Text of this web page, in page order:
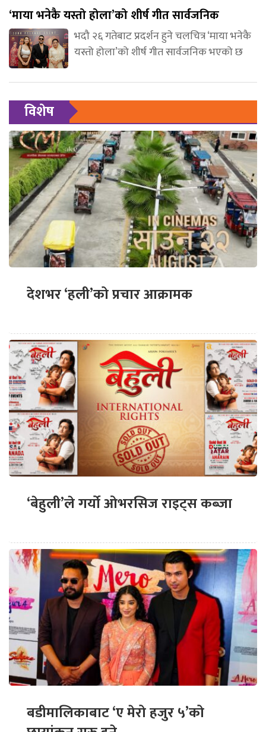
‘माया भनेकै यस्तो होला’को शीर्ष गीत सार्वजनिक
भदौ २६ गतेबाट प्रदर्शन हुने चलचित्र ‘माया भनेकै
यस्तो होला’को शीर्ष गीत सार्वजनिक भएको छ
विशेष
देशभर ‘हली’को प्रचार आक्रामक
‘बेहुली’ले गर्यो ओभरसिज राइट्स कब्जा
बडीमालिकाबाट ‘ए मेरो हजुर ५’को